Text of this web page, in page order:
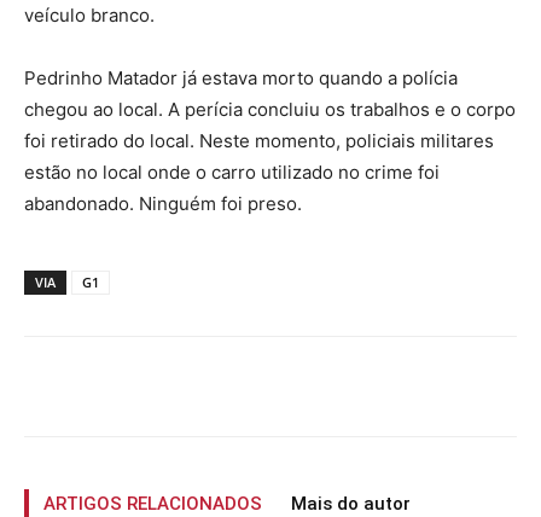
veículo branco.
Pedrinho Matador já estava morto quando a polícia
chegou ao local. A perícia concluiu os trabalhos e o corpo
foi retirado do local. Neste momento, policiais militares
estão no local onde o carro utilizado no crime foi
abandonado. Ninguém foi preso.
VIA G1
ARTIGOS RELACIONADOS Mais do autor